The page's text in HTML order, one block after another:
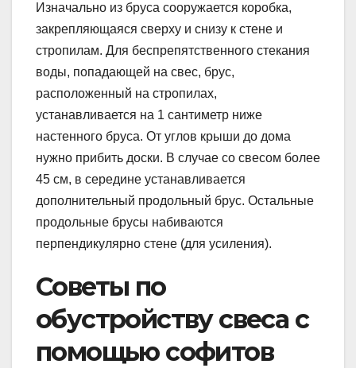
Изначально из бруса сооружается коробка,
закрепляющаяся сверху и снизу к стене и
стропилам. Для беспрепятственного стекания
воды, попадающей на свес, брус,
расположенный на стропилах,
устанавливается на 1 сантиметр ниже
настенного бруса. От углов крыши до дома
нужно прибить доски. В случае со свесом более
45 см, в середине устанавливается
дополнительный продольный брус. Остальные
продольные брусы набиваются
перпендикулярно стене (для усиления).
Советы по
обустройству свеса с
помощью софитов